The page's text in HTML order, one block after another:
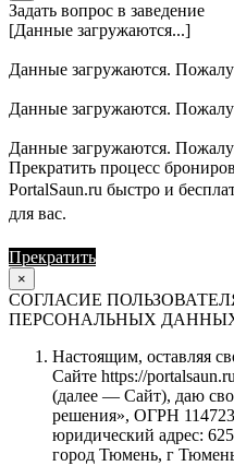
Задать вопрос в заведение
[Данные загружаются...]
Данные загружаются.
Данные загружаются.
Данные загружаются.
Прекратить процесс
PortalSaun.ru быстро и
для вас.
Прекратить
×
СОГЛАСИЕ
ПЕРСОНАЛЬНЫХ
Настоящим, оставляя
Сайте https://
(далее — Сайт), даю
решения», ОГРН
юридический адрес:
город Тюмень, г